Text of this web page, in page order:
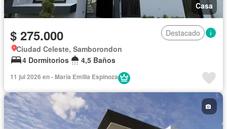
Casa
$ 275.000
Destacado
Ciudad Celeste, Samborondon
4 Dormitorios
4,5 Baños
11 jul 2026 en - María Emilia Espinoza